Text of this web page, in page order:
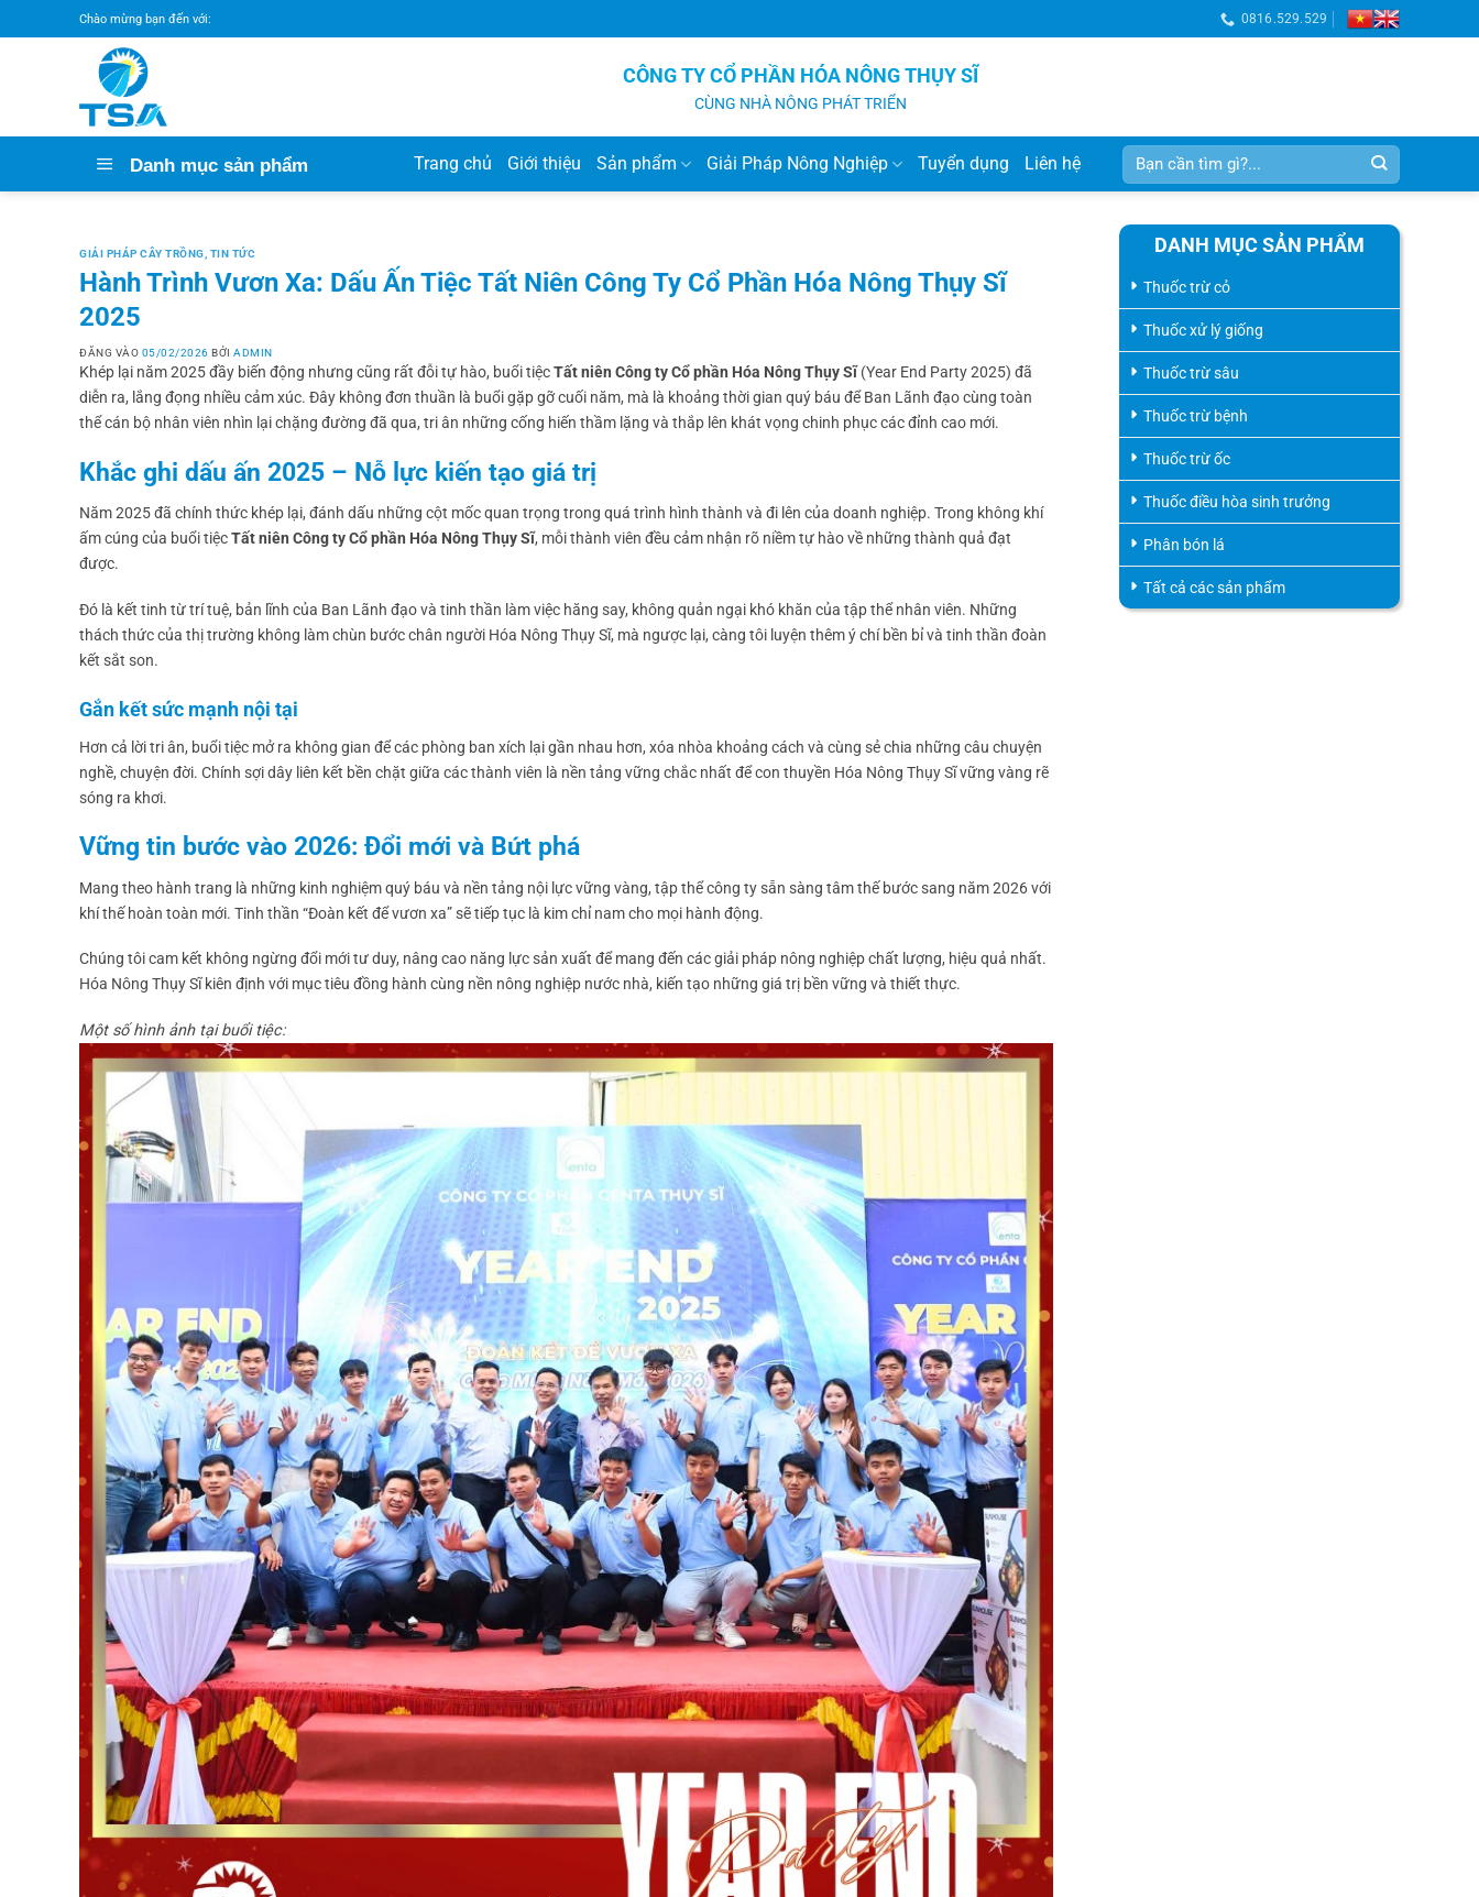
qua
Chào mừng bạn đến với: 0816.529.529
CÔNG TY CỔ PHẦN HÓA NÔNG THỤY SĨ
CÙNG NHÀ NÔNG PHÁT TRIỂN
Danh mục sản phẩm Trang chủ Giới thiệu Sản phẩm Giải Pháp Nông Nghiệp Tuyển dụng Liên hệ
Tìm
kiếm:
GIẢI PHÁP CÂY TRỒNG TIN TỨC
Hành Trình Vươn Xa: Dấu Ấn Tiệc Tất Niên Công Ty Cổ Phần Hóa Nông Thụy Sĩ
2025
ĐĂNG VÀO 05/02/2026 BỞIADMIN
Khép lại năm 2025 đầy biến động nhưng cũng rất đỗi tự hào, buổi tiệcTất niên Công ty Cổ phần Hóa Nông Thụy Sĩ(Year End Party 2025) đã
diễn ra, lắng đọng nhiều cảm xúc. Đây không đơn thuần là buổi gặp gỡ cuối năm, mà là khoảng thời gian quý báu để Ban Lãnh đạo cùng toàn
thể cán bộ nhân viên nhìn lại chặng đường đã qua, tri ân những cống hiến thầm lặng và thắp lên khát vọng chinh phục các đỉnh cao mới.
Khắc ghi dấu ấn 2025 – Nỗ lực kiến tạo giá trị
Năm 2025 đã chính thức khép lại, đánh dấu những cột mốc quan trọng trong quá trình hình thành và đi lên của doanh nghiệp. Trong không khí
ấm cúng của buổi tiệcTất niên Công ty Cổ phần Hóa Nông Thụy Sĩ, mỗi thành viên đều cảm nhận rõ niềm tự hào về những thành quả đạt
được.
Đó là kết tinh từ trí tuệ, bản lĩnh của Ban Lãnh đạo và tinh thần làm việc hăng say, không quản ngại khó khăn của tập thể nhân viên. Những
thách thức của thị trường không làm chùn bước chân người Hóa Nông Thụy Sĩ, mà ngược lại, càng tôi luyện thêm ý chí bền bỉ và tinh thần đoàn
kết sắt son.
Gắn kết sức mạnh nội tại
Hơn cả lời tri ân, buổi tiệc mở ra không gian để các phòng ban xích lại gần nhau hơn, xóa nhòa khoảng cách và cùng sẻ chia những câu chuyện
nghề, chuyện đời. Chính sợi dây liên kết bền chặt giữa các thành viên là nền tảng vững chắc nhất để con thuyền Hóa Nông Thụy Sĩ vững vàng rẽ
sóng ra khơi.
Vững tin bước vào 2026: Đổi mới và Bứt phá
Mang theo hành trang là những kinh nghiệm quý báu và nền tảng nội lực vững vàng, tập thể công ty sẵn sàng tâm thế bước sang năm 2026 với
khí thế hoàn toàn mới. Tinh thần “Đoàn kết để vươn xa” sẽ tiếp tục là kim chỉ nam cho mọi hành động.
Chúng tôi cam kết không ngừng đổi mới tư duy, nâng cao năng lực sản xuất để mang đến các giải pháp nông nghiệp chất lượng, hiệu quả nhất.
Hóa Nông Thụy Sĩ kiên định với mục tiêu đồng hành cùng nền nông nghiệp nước nhà, kiến tạo những giá trị bền vững và thiết thực.
Một số hình ảnh tại buổi tiệc:
DANH MỤC SẢN PHẨM
Thuốc trừ cỏ
Thuốc xử lý giống
Thuốc trừ sâu
Thuốc trừ bệnh
Thuốc trừ ốc
Thuốc điều hòa sinh trưởng
Phân bón lá
Tất cả các sản phẩm